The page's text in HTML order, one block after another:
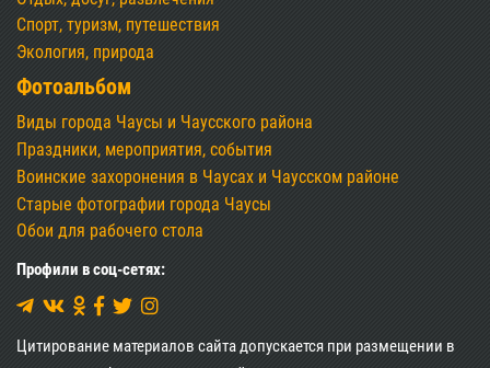
Город Чаусы
Общие сведения о городе и районе
Географические сведения
История
Знаменитые земляки
Агрогородки Чаусского района
Туризм, отдых, экология
Предпринимательству и бизнесу
Информация
События, мероприятия